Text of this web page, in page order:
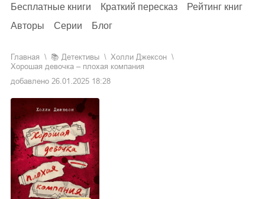
Бесплатные книги
Краткий пересказ
Рейтинг книг
Авторы
Серии Блог
Главная 📚 детективы
Холли Джексон
Хорошая девочка – плохая компания
добавлено 26.01.2025 18:28